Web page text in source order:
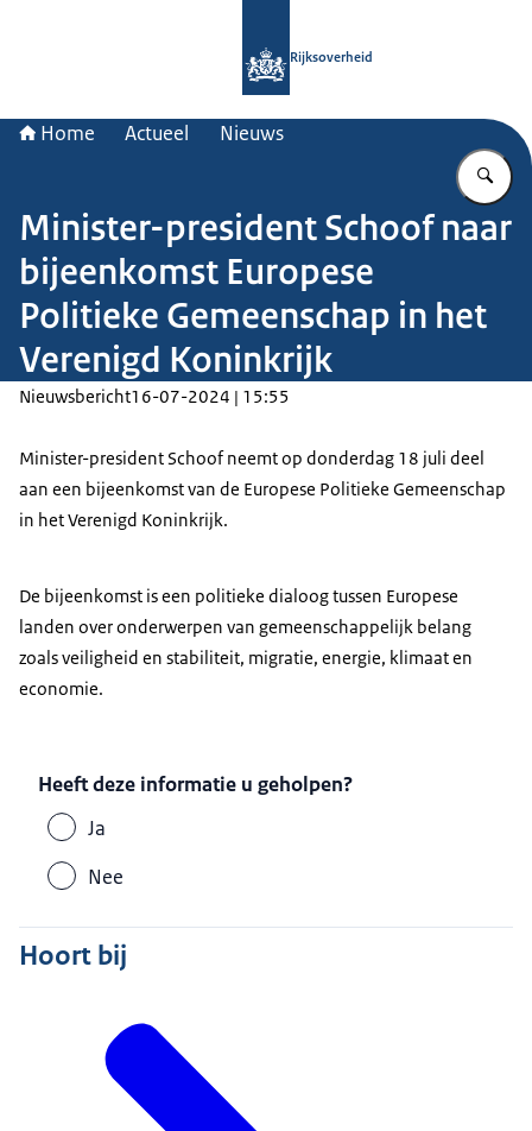
Rijksoverheid
Home Actueel Nieuws
Minister-president Schoof naar
bijeenkomst Europese
Politieke Gemeenschap in het
Verenigd Koninkrijk
Nieuwsbericht16-07-2024 | 15:55
Minister-president Schoof neemt op donderdag 18 juli deel
aan een bijeenkomst van de Europese Politieke Gemeenschap
in het Verenigd Koninkrijk.
De bijeenkomst is een politieke dialoog tussen Europese
landen over onderwerpen van gemeenschappelijk belang
zoals veiligheid en stabiliteit, migratie, energie, klimaat en
economie.
Heeft deze informatie u geholpen?
Ja
Nee
Hoort bij